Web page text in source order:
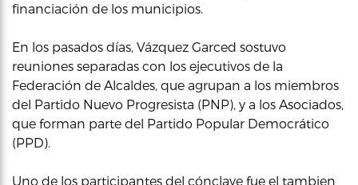
financiación de los municipios.
En los pasados días, Vázquez Garced sostuvo
reuniones separadas con los ejecutivos de la
Federación de Alcaldes, que agrupan a los miembros
del Partido Nuevo Progresista (PNP), y a los Asociados,
que forman parte del Partido Popular Democrático
(PPD).
Uno de los participantes del cónclave fue el tambien